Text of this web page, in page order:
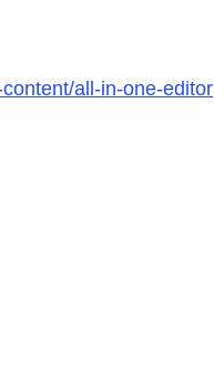
all-in-one-editor